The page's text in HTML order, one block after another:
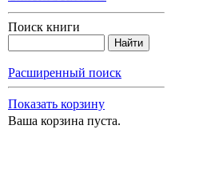
Поиск книги
Расширенный поиск
Показать корзину
Ваша корзина пуста.